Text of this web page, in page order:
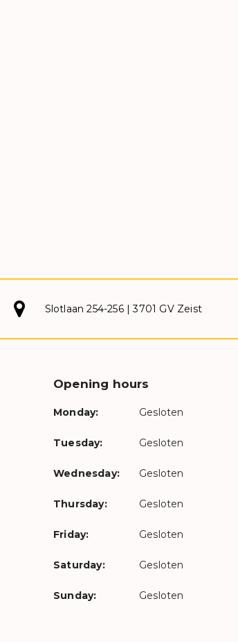
Slotlaan 254-256 | 3701 GV Zeist
Opening hours
Monday: Gesloten
Tuesday: Gesloten
Wednesday: Gesloten
Thursday: Gesloten
Friday: Gesloten
Saturday: Gesloten
Sunday: Gesloten